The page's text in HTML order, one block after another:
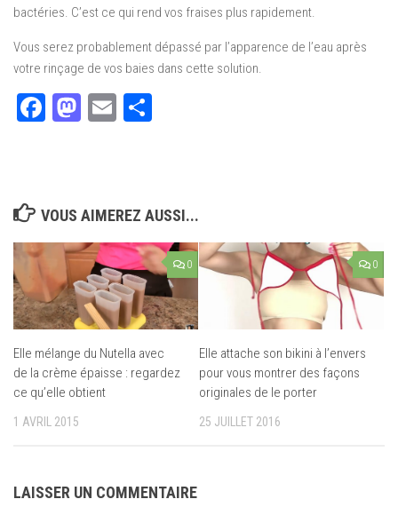
bactéries. C’est ce qui rend vos fraises plus rapidement.
Vous serez probablement dépassé par l’apparence de l’eau après
votre rinçage de vos baies dans cette solution.
Facebook
Mastodon
Email
VOUS AIMEREZ AUSSI...
0
Elle mélange du Nutella avec
de la crème épaisse : regardez
ce qu’elle obtient
1 AVRIL 2015
0
Elle attache son bikini à l’envers
pour vous montrer des façons
originales de le porter
25 JUILLET 2016
LAISSER UN COMMENTAIRE